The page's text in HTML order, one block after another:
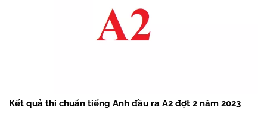
Kết quả thi chuẩn tiếng Anh đầu ra A2 đợt 2 năm 2023